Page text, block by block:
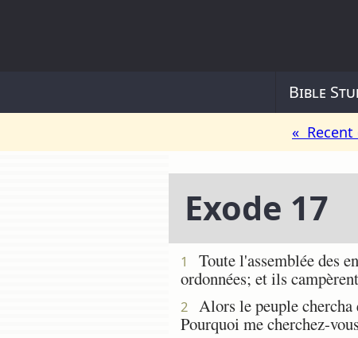
Bible
«
Exode 17
1
Toute l'assemblée des
ordonnées; et ils
2
Alors le peuple
Pourquoi me cherchez-